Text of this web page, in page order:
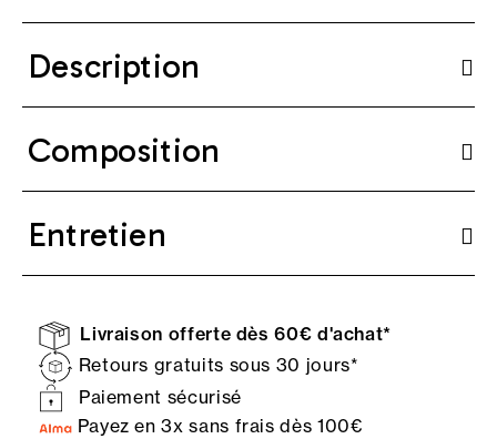
Description
Composition
Entretien
Livraison offerte dès 60€ d'achat*
Retours gratuits sous 30 jours*
Paiement sécurisé
Payez en 3x sans frais dès 100€